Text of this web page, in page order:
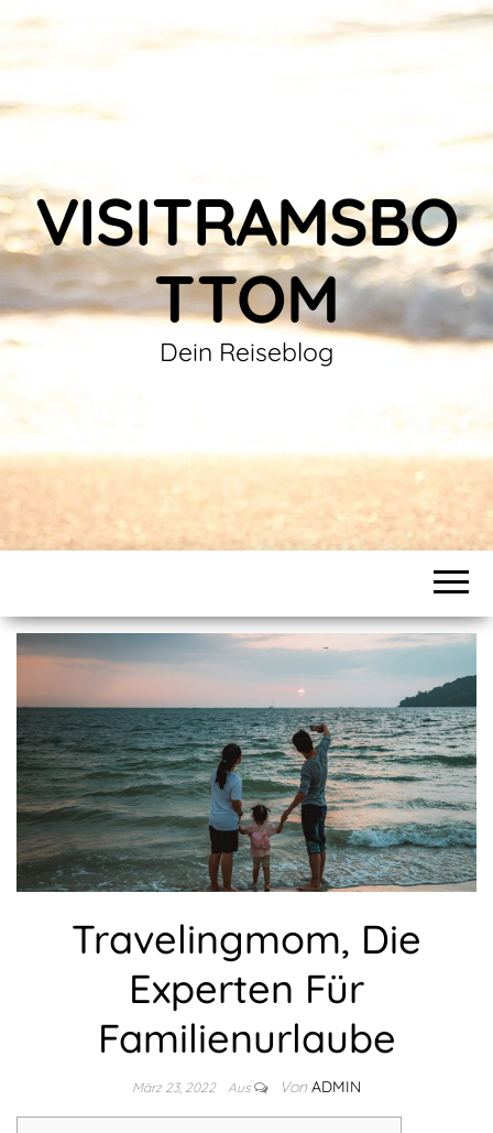
VISITRAMSBO
TTOM
Dein Reiseblog
Travelingmom, Die
Experten Für
Familienurlaube
März 23, 2022 Aus Von ADMIN